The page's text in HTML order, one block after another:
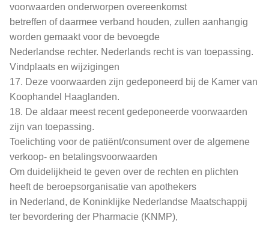
voorwaarden onderworpen overeenkomst
betreffen of daarmee verband houden, zullen aanhangig
worden gemaakt voor de bevoegde
Nederlandse rechter. Nederlands recht is van toepassing.
Vindplaats en wijzigingen
17. Deze voorwaarden zijn gedeponeerd bij de Kamer van
Koophandel Haaglanden.
18. De aldaar meest recent gedeponeerde voorwaarden
zijn van toepassing.
Toelichting voor de patiënt/consument over de algemene
verkoop- en betalingsvoorwaarden
Om duidelijkheid te geven over de rechten en plichten
heeft de beroepsorganisatie van apothekers
in Nederland, de Koninklijke Nederlandse Maatschappij
ter bevordering der Pharmacie (KNMP),